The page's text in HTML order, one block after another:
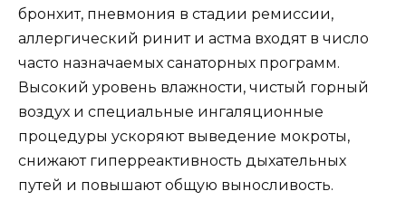
бронхит, пневмония в стадии ремиссии,
аллергический ринит и астма входят в число
часто назначаемых санаторных программ.
Высокий уровень влажности, чистый горный
воздух и специальные ингаляционные
процедуры ускоряют выведение мокроты,
снижают гиперреактивность дыхательных
путей и повышают общую выносливость.